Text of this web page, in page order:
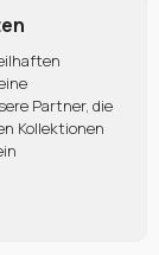
Partner, die
Kollektionen